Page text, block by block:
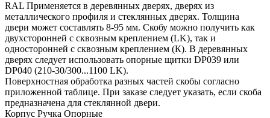
RAL Применяется в деревянных дверях, дверях из
металлического профиля и стеклянных дверях. Толщина
двери может составлять 8-95 мм. Скобу можно получить как
двухсторонней с сквозным креплением (LK), так и
односторонней с сквозным креплением (К). В деревянных
дверях следует использовать опорные щитки DP039 или
DP040 (210-30/300...1100 LK).
Поверхностная обработка разных частей скобы согласно
приложенной таблице. При заказе следует указать, если скоба
предназначена для стеклянной двери.
Корпус Ручка Опорные